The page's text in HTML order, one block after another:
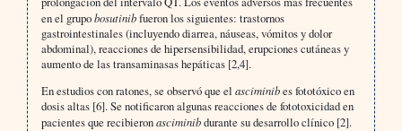
en el grupobosutinibfueron los siguientes: trastornos
gastrointestinales (incluyendo diarrea, náuseas, vómitos y dolor
abdominal), reacciones de hipersensibilidad, erupciones cutáneas y
aumento de las transaminasas hepáticas [2,4].
En estudios con ratones, se observó que el asciminibes fototóxico en
dosis altas [6]. Se notificaron algunas reacciones de fototoxicidad en
pacientes que recibieronasciminibdurante su desarrollo clínico [2].